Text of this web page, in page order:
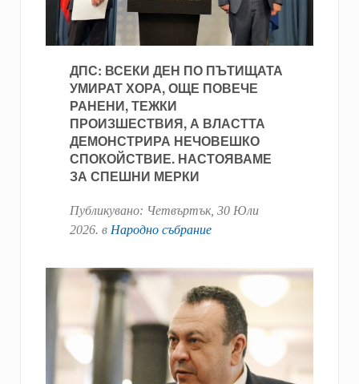
ДПС: ВСЕКИ ДЕН ПО ПЪТИЩАТА
УМИРАТ ХОРА, ОЩЕ ПОВЕЧЕ
РАНЕНИ, ТЕЖКИ
ПРОИЗШЕСТВИЯ, А ВЛАСТТА
ДЕМОНСТРИРА НЕЧОВЕШКО
СПОКОЙСТВИЕ. НАСТОЯВАМЕ
ЗА СПЕШНИ МЕРКИ
Публикувано: Четвъртък, 30 Юли
2026. в Народно събрание